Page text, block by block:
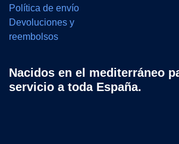
Política de envío
Devoluciones y
reembolsos
Nacidos en el mediterráneo
servicio a toda España.